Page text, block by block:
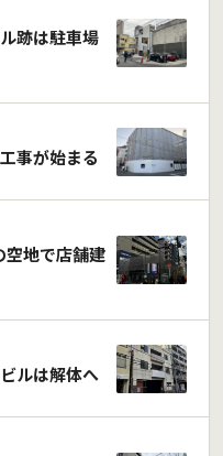
跡は駐車場
事が始まる
空地で店舗建
ルは解体へ